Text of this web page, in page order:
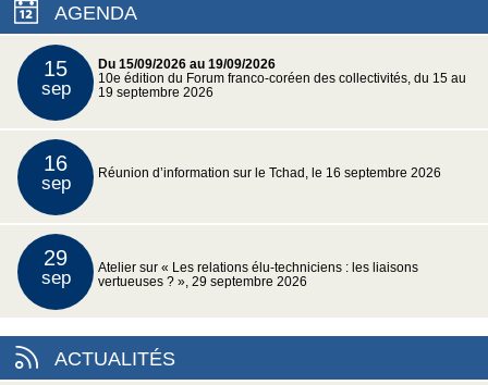
AGENDA
15
sep
Du 15/09/2026 au 19/09/2026
10e édition du Forum franco-coréen des collectivités, du 15 au
19 septembre 2026
16
sep Réunion d’information sur le Tchad, le 16 septembre 2026
29
sep
Atelier sur « Les relations élu-techniciens : les liaisons
vertueuses ? », 29 septembre 2026
ACTUALITÉS